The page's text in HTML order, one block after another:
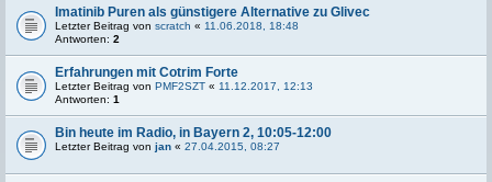
Imatinib Puren als günstigere Alternative zu Glivec
Letzter Beitrag von scratch « 11.06.2018, 18:48
Antworten: 2
Erfahrungen mit Cotrim Forte
Letzter Beitrag von PMF2SZT « 11.12.2017, 12:13
Antworten: 1
Bin heute im Radio, in Bayern 2, 10:05-12:00
Letzter Beitrag von jan « 27.04.2015, 08:27